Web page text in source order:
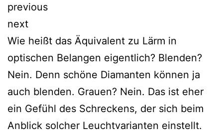
previous
next
Wie heißt das Äquivalent zu Lärm in
optischen Belangen eigentlich? Blenden?
Nein. Denn schöne Diamanten können ja
auch blenden. Grauen? Nein. Das ist eher
ein Gefühl des Schreckens, der sich beim
Anblick solcher Leuchtvarianten einstellt.